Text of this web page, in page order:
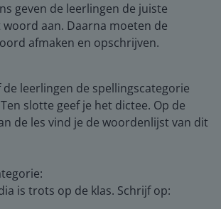
geven de leerlingen de juiste
aan. Daarna moeten de
afmaken en opschrijven.
leerlingen de spellingscategorie
slotte geef je het dictee. Op de
de les vind je de woordenlijst van dit
is trots op de klas. Schrijf op: